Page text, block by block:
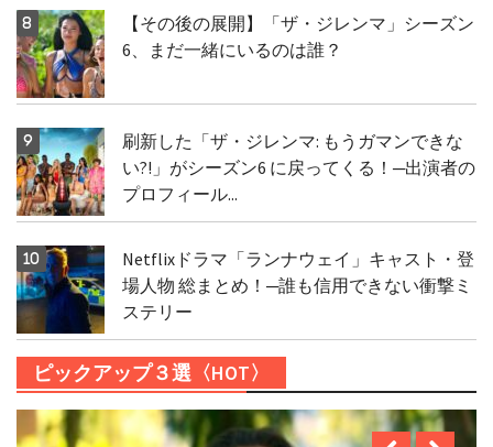
【その後の展開】「ザ・ジレンマ」シーズン
6、まだ一緒にいるのは誰？
刷新した「ザ・ジレンマ: もうガマンできな
い?!」がシーズン6 に戻ってくる！─出演者の
プロフィール...
Netflixドラマ「ランナウェイ」キャスト・登
場人物 総まとめ！─誰も信用できない衝撃ミ
ステリー
ピックアップ３選〈HOT〉